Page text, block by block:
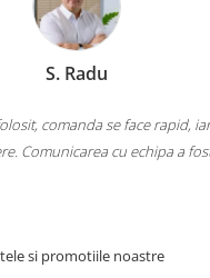
S. Radu
comanda se face rapid,
Comunicarea cu echipa a
si promotiile noastre